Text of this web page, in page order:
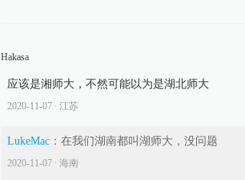
Hakasa
应该是湘师大，不然可能以为是湖北师大
2020-11-07 ∙ 江苏
LukeMac ： 在我们湖南都叫湖师大，没问题
2020-11-07 ∙ 海南